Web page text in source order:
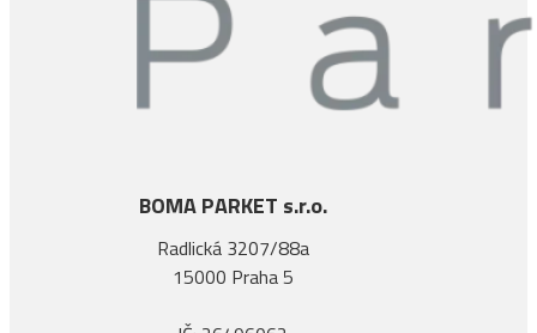
BOMA PARKET s.r.o.
Radlická 3207/88a
15000 Praha 5